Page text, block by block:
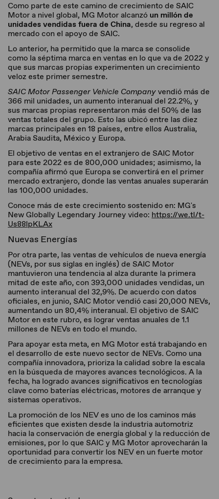
Como parte de este camino de crecimiento de SAIC
Motor a nivel global, MG Motor alcanzó un millón de
unidades vendidas fuera de China, desde su regreso al
mercado con el apoyo de SAIC.
Lo anterior, ha permitido que la marca se consolide
como la séptima marca en ventas en lo que va de 2022 y
que sus marcas propias experimenten un crecimiento
veloz este primer semestre.
SAIC Motor Passenger Vehicle Companyvendió más de
366 mil unidades, un aumento interanual del 22.2%, y
sus marcas propias representaron más del 50% de las
ventas totales del grupo. Esto las ubicó entre las diez
marcas principales en 18 países, entre ellos Australia,
Arabia Saudita, México y Europa.
El objetivo de ventas en el extranjero de SAIC Motor
para este 2022 es de 800,000 unidades; asimismo, la
compañía afirmó que Europa se convertirá en el primer
mercado extranjero, donde las ventas anuales superarán
las 100,000 unidades.
Conoce más de este crecimiento sostenido en: MG's
New Globally Legendary Journey video: https://we.tl/t-
Us88lpKLAx
Nuevas Energías
Por otra parte, las ventas de vehículos de nueva energía
(NEVs, por sus siglas en inglés) de SAIC Motor
mantuvieron una tendencia al alza durante la primera
mitad de este año, con 393,000 unidades vendidas, un
aumento interanual del 32,9%. De acuerdo con datos
oficiales, en junio, SAIC Motor vendió casi 20,000 NEVs,
aumentando un 80,4% interanual. El objetivo de SAIC
Motor en este rubro, es lograr ventas anuales de 1.1
millones de NEVs en todo el mundo.
Para apoyar esta meta, en MG Motor está trabajando en
el desarrollo de este nuevo sector de NEVs. Como una
compañía innovadora, prioriza la calidad sobre la escala
en la búsqueda de mayores avances tecnológicos. A la
fecha, ha logrado avances significativos en tecnologías
clave como baterías eléctricas, motores de arranque y
sistemas operativos.
La promoción de los NEV es uno de los caminos más
eficientes que existen desde la industria automotriz
hacia la conservación de energía global y la reducción de
emisiones, por lo que SAIC y MG Motor aprovecharán la
oportunidad para convertir los NEV en un fuerte motor
de crecimiento para la empresa.